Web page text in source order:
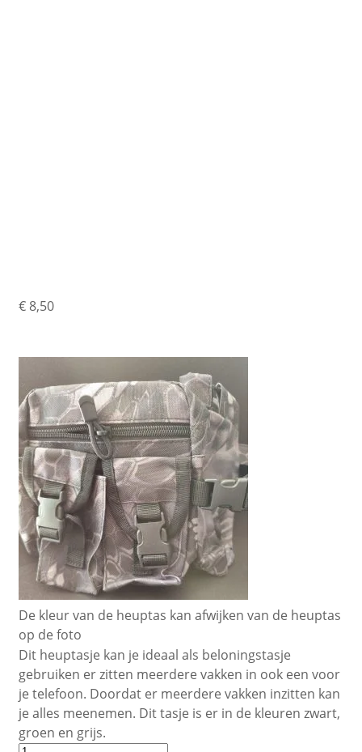
€ 8,50
De kleur van de heuptas kan afwijken van de heuptas
op de foto
Dit heuptasje kan je ideaal als beloningstasje
gebruiken er zitten meerdere vakken in ook een voor
je telefoon. Doordat er meerdere vakken inzitten kan
je alles meenemen. Dit tasje is er in de kleuren zwart,
groen en grijs.